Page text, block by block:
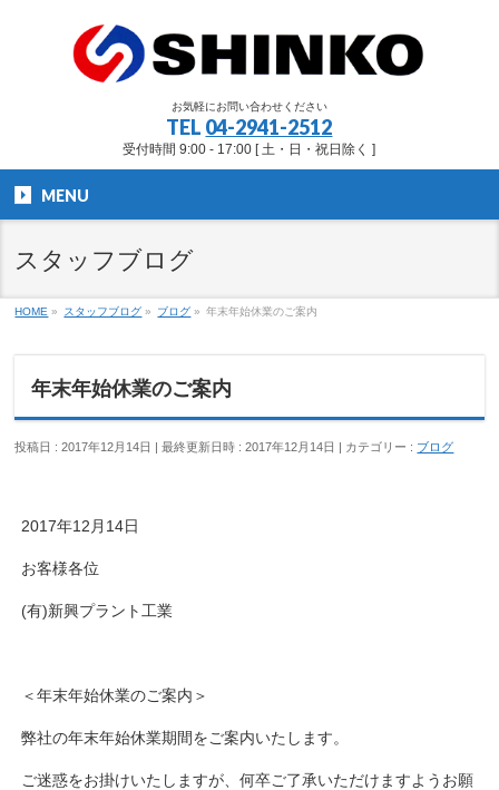
お気軽にお問い合わせください
TEL 04-2941-2512
受付時間 9:00 - 17:00 [ 土・日・祝日除く ]
MENU
スタッフブログ
HOME » スタッフブログ » ブログ » 年末年始休業のご案内
年末年始休業のご案内
投稿日 : 2017年12月14日 最終更新日時 : 2017年12月14日 カテゴリー : ブログ
2017年12月14日
お客様各位
(有)新興プラント工業
＜年末年始休業のご案内＞
弊社の年末年始休業期間をご案内いたします。
ご迷惑をお掛けいたしますが、何卒ご了承いただけますようお願